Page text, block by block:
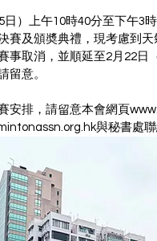
日）上午10時40分至下午3
賽及頒奬典禮，現考慮到
事取消，並順延至2月22
留意。
安排，請留意本會網頁
.hk與秘書處